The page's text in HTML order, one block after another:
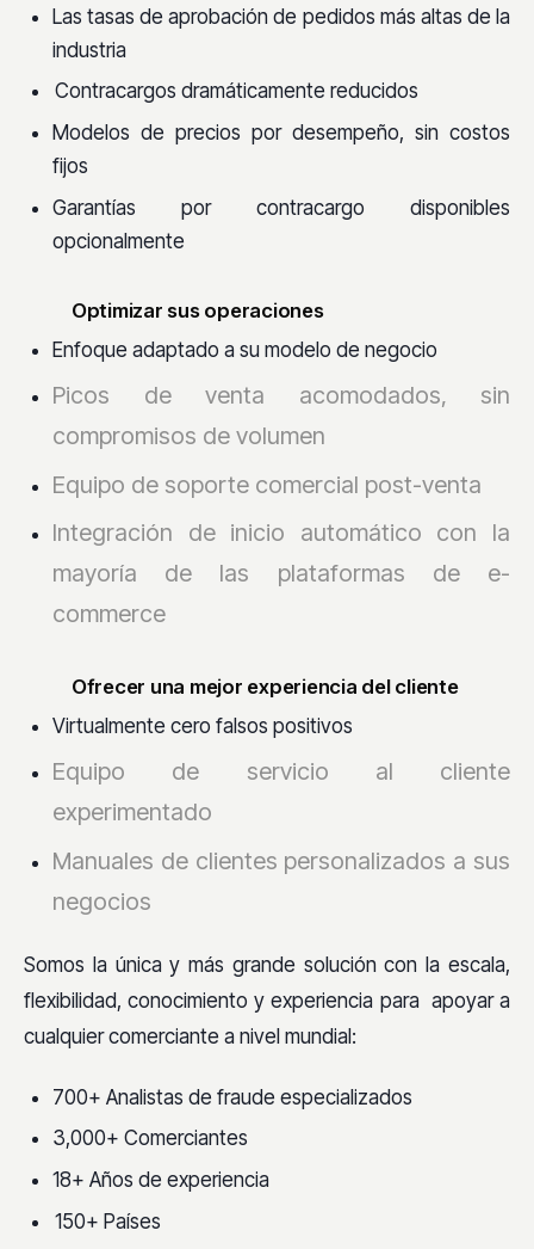
Las tasas de aprobación de pedidos más altas de la
industria
Contracargos dramáticamente reducidos
Modelos de precios por desempeño, sin costos
fijos
Garantías por contracargo disponibles
opcionalmente
Optimizar sus operaciones
Enfoque adaptado a su modelo de negocio
Picos de venta acomodados, sin
compromisos de volumen
Equipo de soporte comercial post-venta
Integración de inicio automático con la
mayoría de las plataformas de e-
commerce
Ofrecer una mejor experiencia del cliente
Virtualmente cero falsos positivos
Equipo de servicio al cliente
experimentado
Manuales de clientes personalizados a sus
negocios
Somos la única y más grande solución con la escala,
flexibilidad, conocimiento y experiencia para apoyar a
cualquier comerciante a nivel mundial:
700+ Analistas de fraude especializados
3,000+ Comerciantes
18+ Años de experiencia
150+ Países